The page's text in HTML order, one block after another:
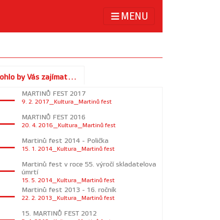
MENU
by Vás zajímat...
MARTINŮ FEST 2017
9. 2. 2017_Kultura_Martinů fest
MARTINŮ FEST 2016
20. 4. 2016_Kultura_Martinů fest
Martinů fest 2014 - Polička
15. 1. 2014_Kultura_Martinů fest
Martinů fest v roce 55. výročí skladatelova
úmrtí
15. 5. 2014_Kultura_Martinů fest
Martinů fest 2013 - 16. ročník
22. 2. 2013_Kultura_Martinů fest
15. MARTINŮ FEST 2012